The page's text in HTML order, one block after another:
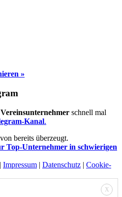
»
schnell mal
Kanal.
bereits überzeugt.
Top-Unternehmer in schwierigen
Impressum | Datenschutz | Cookie-
X